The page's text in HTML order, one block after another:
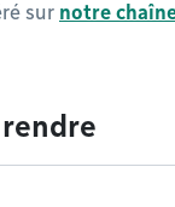
sur notre